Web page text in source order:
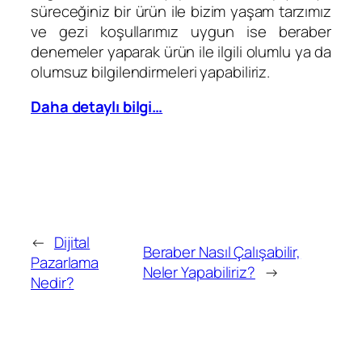
süreceğiniz bir ürün ile bizim yaşam tarzımız
ve gezi koşullarımız uygun ise beraber
denemeler yaparak ürün ile ilgili olumlu ya da
olumsuz bilgilendirmeleri yapabiliriz.
Daha detaylı bilgi…
← Dijital
Pazarlama
Nedir?
Beraber Nasıl Çalışabilir,
Neler Yapabiliriz? →